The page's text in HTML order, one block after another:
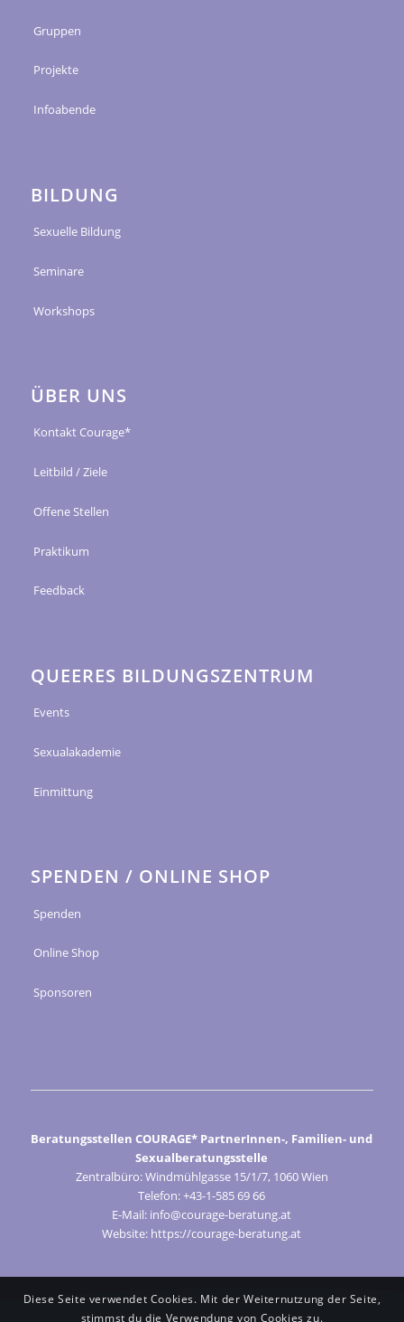
Gruppen
Projekte
Infoabende
BILDUNG
Sexuelle Bildung
Seminare
Workshops
ÜBER UNS
Kontakt Courage*
Leitbild / Ziele
Offene Stellen
Praktikum
Feedback
QUEERES BILDUNGSZENTRUM
Events
Sexualakademie
Einmittung
SPENDEN / ONLINE SHOP
Spenden
Online Shop
Sponsoren
Beratungsstellen COURAGE* PartnerInnen-, Familien- und
Sexualberatungsstelle
Zentralbüro: Windmühlgasse 15/1/7, 1060 Wien
Telefon: +43-1-585 69 66
E-Mail: info@courage-beratung.at
Website: https://courage-beratung.at
Diese Seite verwendet Cookies. Mit der Weiternutzung der Seite,
stimmst du die Verwendung von Cookies zu.